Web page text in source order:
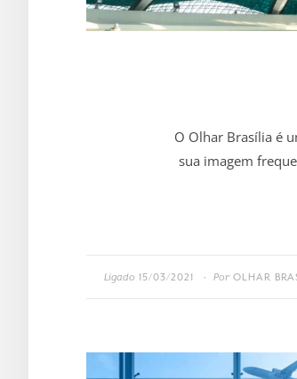
O Olhar Brasília é
sua imagem
Ligado 15/03/2021 • Por OLHAR